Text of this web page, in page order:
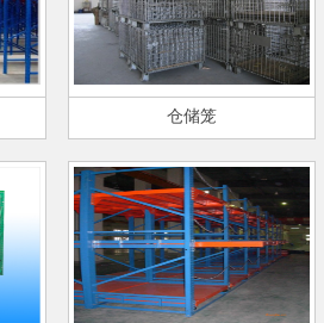
仓储笼